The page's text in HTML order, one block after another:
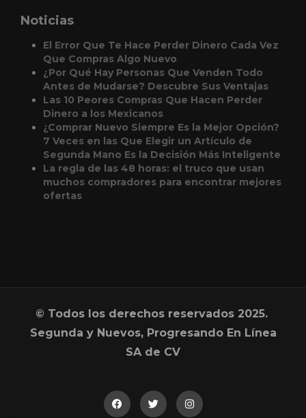
Noticias
El Error Que Te Hace Perder Dinero Cada Vez
Que Compras Algo Nuevo
¿Por Qué Hay Personas Que Venden Todo
Antes de Mudarse? Descubre Sus Ventajas
Las 10 Peores Compras Que Hacen Perder
Dinero a los Mexicanos
¿Comprar Nuevo Siempre Es la Mejor Opción?
7 Veces en las Que Elegir un Artículo de
Segunda Mano Es la Decisión Más Inteligente
La regla de las 48 horas: el truco que usan
muchos compradores para encontrar mejores
ofertas
© Todos los derechos reservados 2025.
Segunda y Nuevos, Progresando En Línea
SA de CV